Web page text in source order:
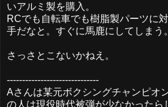
いアルミ製を購入。
RCでも自転車でも樹脂製パーツに
手だなと。すぐに馬鹿にしてしまう。
さっさとこないかねえ。
------------------------------
Aさんは某元ボクシングチャンピオ
の人は現役時代被弾が少なかったら